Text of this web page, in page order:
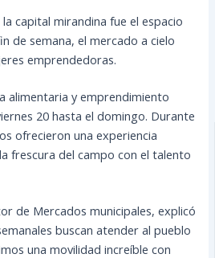
capital mirandina fue el espacio
de semana, el mercado a cielo
emprendedoras.
alimentaria y emprendimiento
20 hasta el domingo. Durante
ofrecieron una experiencia
frescura del campo con el talento
de Mercados municipales, explicó
buscan atender al pueblo
una movilidad increíble con